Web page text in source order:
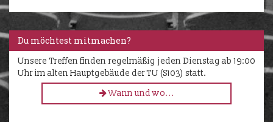
Du möchtest mitmachen?
Unsere Treffen finden regelmäßig jeden Dienstag ab 19:00
Uhr im alten Hauptgebäude der TU (S103) statt.
Wann und wo...